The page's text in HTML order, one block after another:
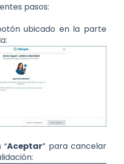
pasos:
ubicado en la parte
“Aceptar” para cancelar